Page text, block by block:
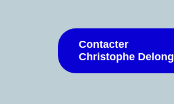
Contacter
Christophe Delong